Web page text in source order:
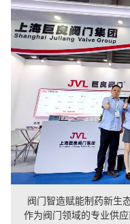
阀门智造赋能制药新生
作为阀门领域的专业供